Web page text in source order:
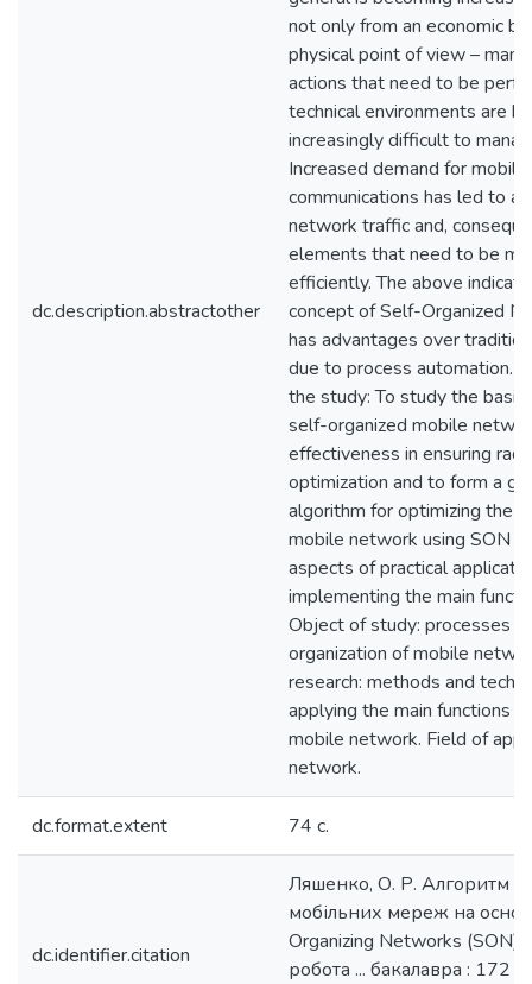
dc.description.abstractother
not only from an economic
physical point of view –
actions that need to be
technical environments are
increasingly difficult to
Increased demand for mobile
communications has led to
network traffic and,
elements that need to be
efficiently. The above
concept of Self-Organized
has advantages over
due to process automation.
the study: To study the
self-organized mobile
effectiveness in ensuring
optimization and to form a
algorithm for optimizing the
mobile network using SON
aspects of practical
implementing the main
Object of study: processes
organization of mobile
research: methods and
applying the main functions
mobile network. Field of
network.
dc.format.extent 74 с.
dc.identifier.citation
Ляшенко, О. Р. Алгоритм
мобільних мереж на
Organizing Networks (SON)
робота ... бакалавра : 172